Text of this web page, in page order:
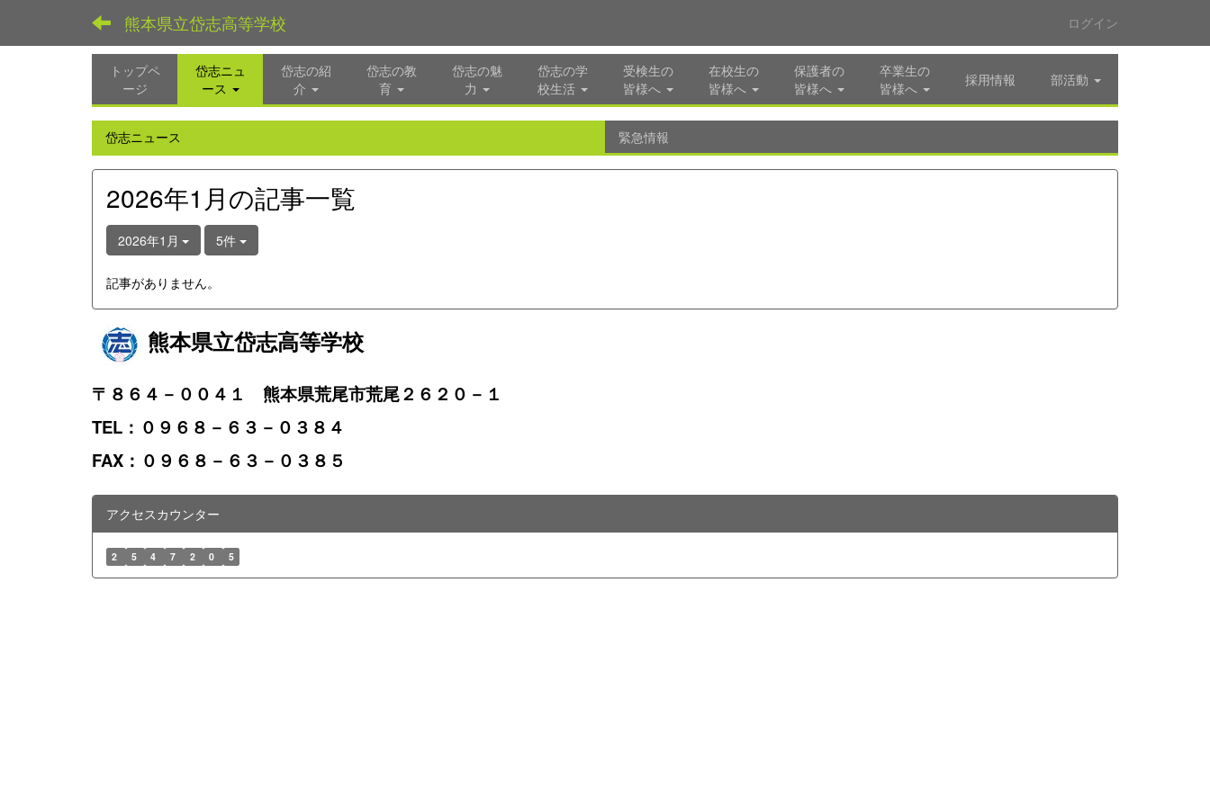
熊本県立岱志高等学校 ログイン
トップペ
ージ
岱志ニュ
ース
岱志の紹
介
岱志の教
育
岱志の魅
力
岱志の学
校生活
受検生の
皆様へ
在校生の
皆様へ
保護者の
皆様へ
卒業生の
皆様へ
採用情報 部活動
岱志ニュース 緊急情報
2026年1月の記事一覧
2026年1月 5件
記事がありません。
熊本県立岱志高等学校
〒８６４－００４１ 熊本県荒尾市荒尾２６２０－１
TEL：０９６８－６３－０３８４
FAX：０９６８－６３－０３８５
アクセスカウンター
2 5 4 7 2 0 5